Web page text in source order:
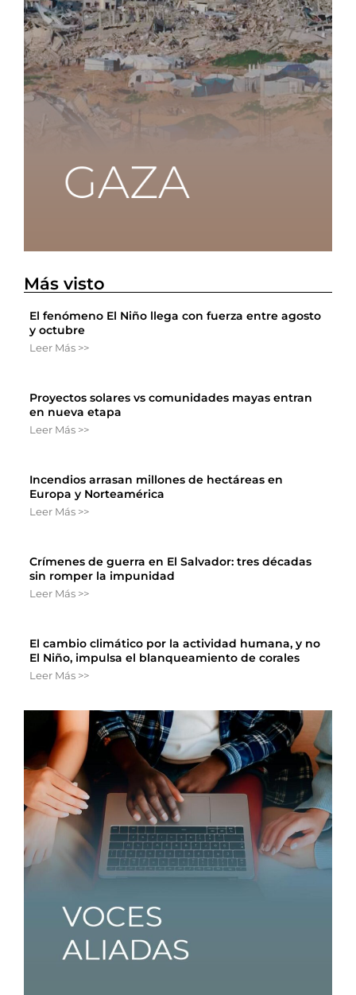
Más visto
El fenómeno El Niño llega con fuerza entre agosto
y octubre
Leer Más >>
Proyectos solares vs comunidades mayas entran
en nueva etapa
Leer Más >>
Incendios arrasan millones de hectáreas en
Europa y Norteamérica
Leer Más >>
Crímenes de guerra en El Salvador: tres décadas
sin romper la impunidad
Leer Más >>
El cambio climático por la actividad humana, y no
El Niño, impulsa el blanqueamiento de corales
Leer Más >>